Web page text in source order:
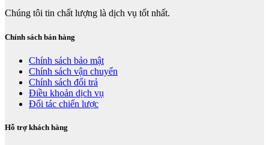
Chúng tôi tin chất lượng là dịch vụ tốt nhất.
Chính sách bán hàng
Chính sách bảo mật
Chính sách vận chuyển
Chính sách đổi trả
Điều khoản dịch vụ
Đối tác chiến lược
Hỗ trợ khách hàng